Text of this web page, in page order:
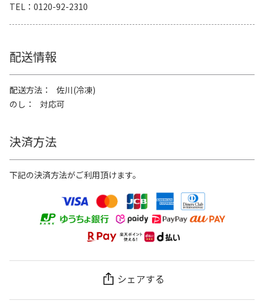
TEL
0120-92-2310
配送情報
配送方法
佐川(冷凍)
のし
対応可
決済方法
下記の決済方法がご利用頂けます。
シェアする